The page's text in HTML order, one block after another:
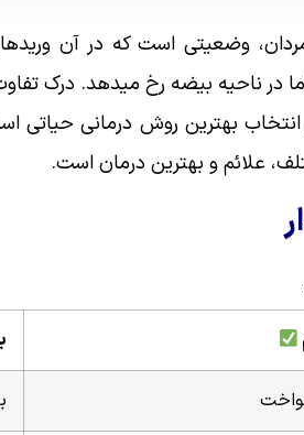
مردان، وضعیتی است که در آن
در ناحیه بیضه رخ میدهد. درک
انتخاب بهترین روش درمانی حیاتی
علائم و بهترین درمان است.